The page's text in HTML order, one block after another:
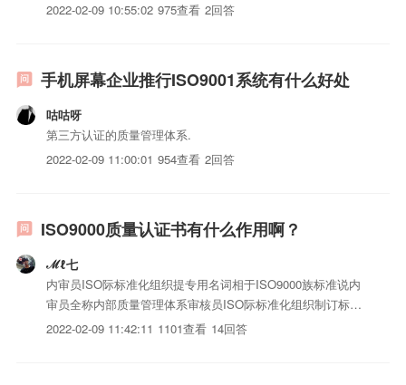
2022-02-09 10:55:02 975查看 2回答
手机屏幕企业推行ISO9001系统有什么好处
咕咕呀
第三方认证的质量管理体系.
2022-02-09 11:00:01 954查看 2回答
ISO9000质量认证书有什么作用啊？
ℳℓ七
内审员ISO际标准化组织提专用名词相于ISO9000族标准说内
审员全称内部质量管理体系审核员ISO际标准化组织制订标准
ISO9000族标准其项另外ISO14000环境管理体系标准等相于
2022-02-09 11:42:11 1101查看 14回答